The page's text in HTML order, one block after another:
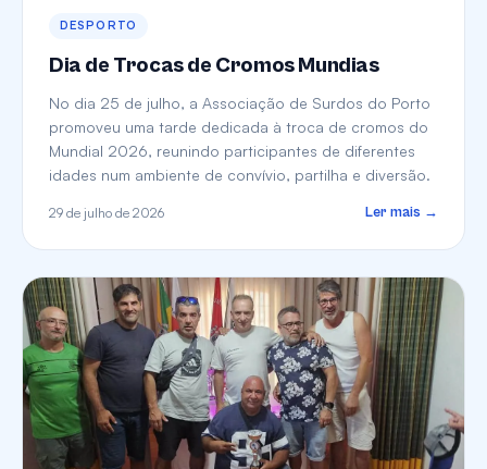
DESPORTO
Dia de Trocas de Cromos Mundias
No dia 25 de julho, a Associação de Surdos do Porto
promoveu uma tarde dedicada à troca de cromos do
Mundial 2026, reunindo participantes de diferentes
idades num ambiente de convívio, partilha e diversão.
29 de julho de 2026 Ler mais →